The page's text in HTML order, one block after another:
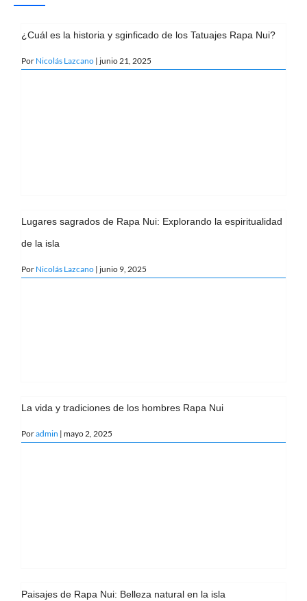
¿Cuál es la historia y sginficado de los Tatuajes Rapa Nui?
Por Nicolás Lazcano | junio 21, 2025
Lugares sagrados de Rapa Nui: Explorando la espiritualidad
de la isla
Por Nicolás Lazcano | junio 9, 2025
La vida y tradiciones de los hombres Rapa Nui
Poradmin | mayo 2, 2025
Paisajes de Rapa Nui: Belleza natural en la isla